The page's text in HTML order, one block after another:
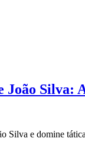
Silva:
Silva e domine